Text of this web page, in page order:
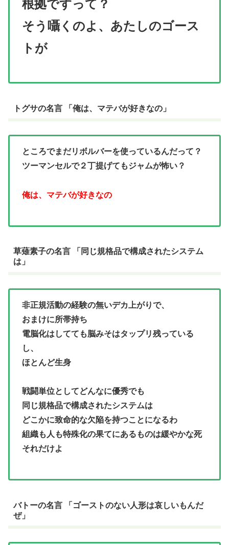
根拠ですって？
そう囁くのよ、あたしのゴース
トが
トグサの名言 「俺は、マテバが好きなの」
ところでまだリボルバーを使っているんだって？
ツーマンセルで２丁提げてもジャムが怖い？
俺は、マテバが好きなの
草薙素子の名言 「同じ規格品で構成されたシステム
は」
非正規活動の経験の無いデカ上がりで、
おまけに所帯持ち
電脳化はしてても脳みそはタップリ残っている
し、
ほとんど生身
戦闘単位としてどんなに優秀でも
同じ規格品で構成されたシステムは
どこかに致命的な欠陥を持つことになるわ
組織も人も特殊化の果てにあるものは緩やかな死
それだけよ
バトーの名言 「ゴーストのない人形は哀しいもんだ
ぜ」